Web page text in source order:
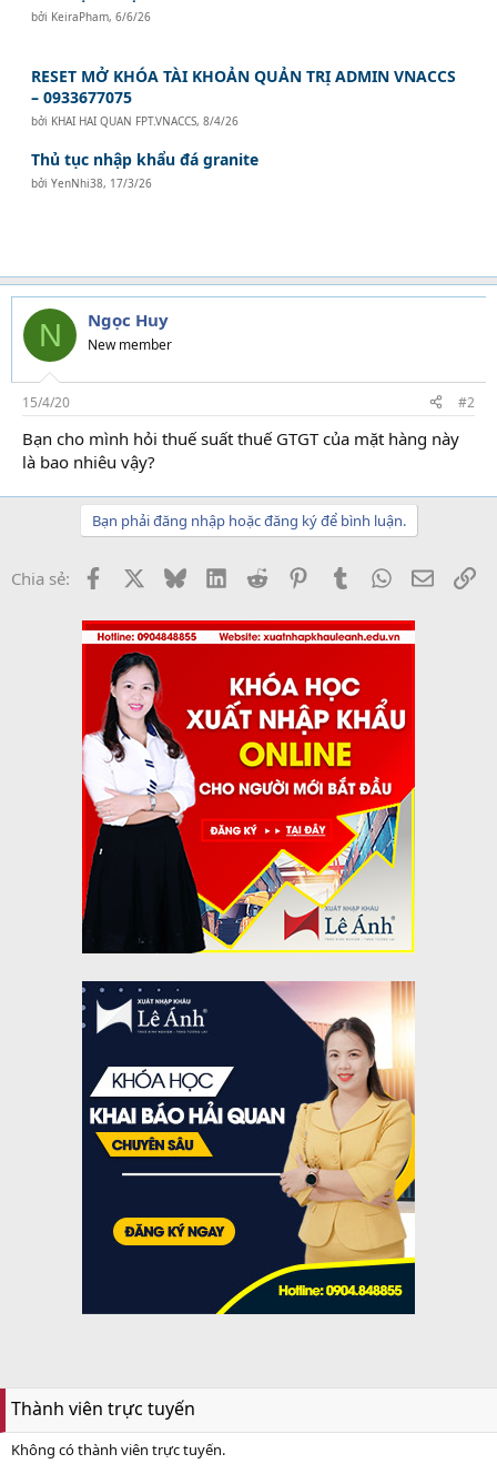
bởi KeiraPham,6/6/26
RESET MỞ KHÓA TÀI KHOẢN QUẢN TRỊ ADMIN VNACCS
– 0933677075
bởi KHAI HAI QUAN FPT.VNACCS,8/4/26
Thủ tục nhập khẩu đá granite
bởiYenNhi38, 17/3/26
N Ngọc Huy
New member
15/4/20 #2
Bạn cho mình hỏi thuế suất thuế GTGT của mặt hàng này
là bao nhiêu vậy?
Bạn phải đăng nhập hoặc đăng ký để bình luận.
Chia sẻ: Facebook BlueskyLinkedInReddit PinterestTumblrWhatsApp
Email
Thành viên trực tuyến
Không có thành viên trực tuyến.